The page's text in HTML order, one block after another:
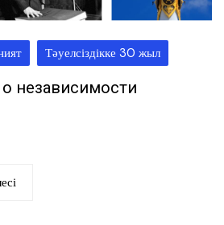
Тәуелсіздікке 30 жыл
независимости